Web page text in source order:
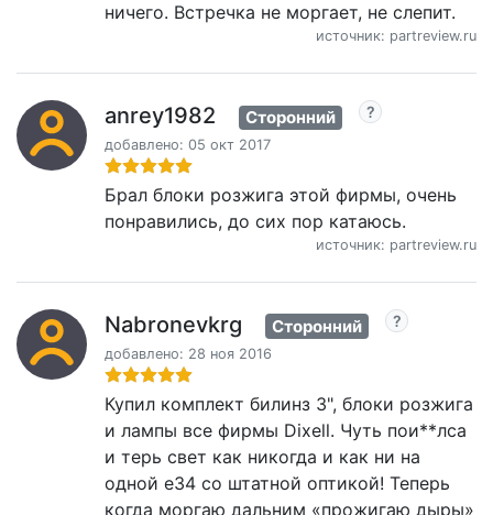
ничего. Встречка не моргает, не слепит.
источник: partreview.ru
anrey1982 Сторонний
добавлено: 05 окт 2017
Брал блоки розжига этой фирмы, очень
понравились, до сих пор катаюсь.
источник: partreview.ru
Nabronevkrg Сторонний
добавлено: 28 ноя 2016
Купил комплект билинз 3", блоки розжига
и лампы все фирмы Dixell. Чуть пои**лса
и терь свет как никогда и как ни на
одной е34 со штатной оптикой! Теперь
когда моргаю дальним «прожигаю дыры»